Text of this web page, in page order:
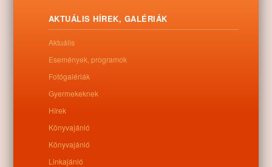
Füveskertben élő rokonai élelemmel és borral látták el.
Letöltés
0
Kapcsolódó anyagok
AKTUÁLIS HÍREK, GALÉRIÁK
Aktuális
Események, programok
Fotógalériák
Gyermekeknek
Hírek
Könyvajánló
Könyvajánló
Linkajánló